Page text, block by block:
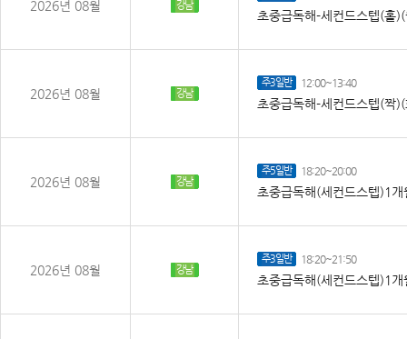
2026년 08월 강남
초중급독해-세컨드스텝(홀
2026년 08월 강남
주3일반 12:00~13:40
초중급독해-세컨드스텝(짝
2026년 08월 강남
주5일반 18:20~20:00
초중급독해(세컨드스텝)1
2026년 08월 강남
주3일반 18:20~21:50
초중급독해(세컨드스텝)1